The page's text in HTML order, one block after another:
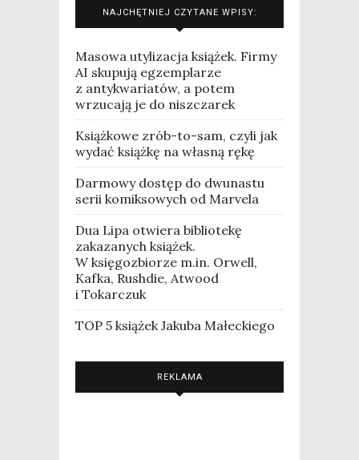
NAJCHĘTNIEJ CZYTANE WPISY:
Masowa utylizacja książek. Firmy
AI skupują egzemplarze
z antykwariatów, a potem
wrzucają je do niszczarek
Książkowe zrób-to-sam, czyli jak
wydać książkę na własną rękę
Darmowy dostęp do dwunastu
serii komiksowych od Marvela
Dua Lipa otwiera bibliotekę
zakazanych książek.
W księgozbiorze m.in. Orwell,
Kafka, Rushdie, Atwood
i Tokarczuk
TOP 5 książek Jakuba Małeckiego
REKLAMA